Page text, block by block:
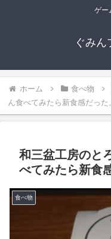
ゲー
ぐみん
ホーム 食べ物
ん食べてみたら新食感だった
和三盆工房のと
べてみたら新食
食べ物